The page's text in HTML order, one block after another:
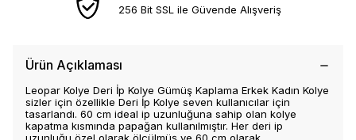
256 Bit SSL ile Güvende Alışveriş
Ürün Açıklaması
Leopar Kolye Deri İp Kolye Gümüş Kaplama Erkek Kadın Kolye
sizler için özellikle Deri İp Kolye seven kullanıcılar için
tasarlandı. 60 cm ideal ip uzunluğuna sahip olan kolye
kapatma kısmında papağan kullanılmıştır. Her deri ip